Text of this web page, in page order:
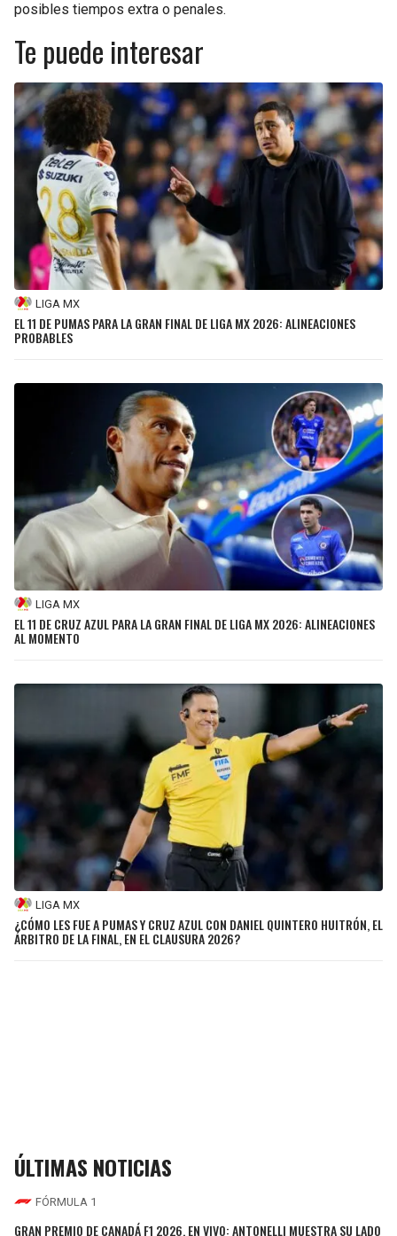
posibles tiempos extra o penales.
Te puede interesar
LIGA MX
EL 11 DE PUMAS PARA LA GRAN FINAL DE LIGA MX 2026: ALINEACIONES
PROBABLES
LIGA MX
EL 11 DE CRUZ AZUL PARA LA GRAN FINAL DE LIGA MX 2026: ALINEACIONES
AL MOMENTO
LIGA MX
¿CÓMO LES FUE A PUMAS Y CRUZ AZUL CON DANIEL QUINTERO HUITRÓN, EL
ÁRBITRO DE LA FINAL, EN EL CLAUSURA 2026?
ÚLTIMAS NOTICIAS
FÓRMULA 1
GRAN PREMIO DE CANADÁ F1 2026, EN VIVO: ANTONELLI MUESTRA SU LADO